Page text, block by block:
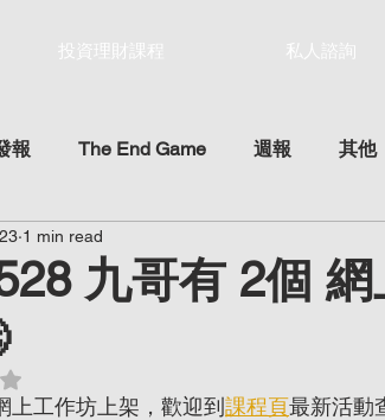
投資理財課程 私人諮詢
報 The End Game 週報 其他
九哥有 2個 網
1 min read
NaN out of 5 stars.
上工作坊上架，歡迎到 課程頁最新活動